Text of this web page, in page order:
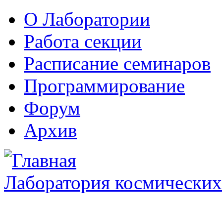
О Лаборатории
Работа секции
Расписание семинаров
Программирование
Форум
Архив
Лаборатория